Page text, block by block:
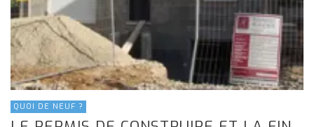
QUOI DE NEUF ?